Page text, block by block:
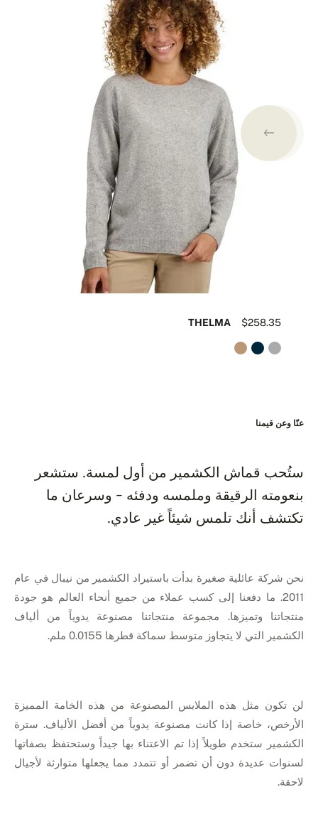
$258.35
THELMA
عنّا وعن قيمنا
ستُحب قماش الكشمير من أول لمسة. ستشعر
بنعومته الرقيقة وملمسه ودفئه - وسرعان ما
تكتشف أنك تلمس شيئاً غير عادي.
نحن شركة عائلية صغيرة بدأت باستيراد الكشمير من نيبال في عام
2011. ما دفعنا إلى كسب عملاء من جميع أنحاء العالم هو جودة
منتجاتنا وتميزها. مجموعة منتجاتنا مصنوعة يدوياً من ألياف
الكشمير التي لا يتجاوز متوسط سماكة قطرها 0.0155 ملم.
لن تكون مثل هذه الملابس المصنوعة من هذه الخامة المميزة
الأرخص، خاصة إذا كانت مصنوعة يدوياً من أفضل الألياف. سترة
الكشمير ستخدم طويلاً إذا تم الاعتناء بها جيداً وستحتفظ بصفاتها
لسنوات عديدة دون أن تضمر أو تتمدد مما يجعلها متوارثة لأجيال
لاحقة.